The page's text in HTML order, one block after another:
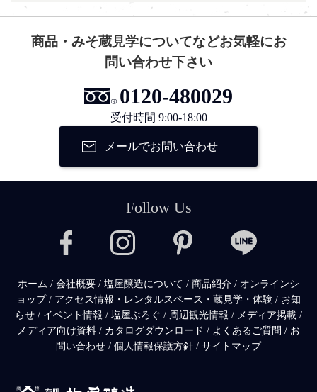
商品・みそ蔵見学についてなどお気軽にお
問い合わせ下さい
0120-480029
受付時間 9:00-18:00
メールでお問い合わせ
Follow Us
ホーム / 会社概要 / 塩屋醸造について / 商品紹介 / オンラインシ
ョップ/ アクセス情報・レンタルスペース・蔵見学・体験 / お知
らせ / イベント情報 / 塩屋ぶろぐ / 周辺観光情報 / メディア掲載 /
メディア向け資料 / カタログダウンロード / よくあるご質問 / お
問い合わせ / 個人情報保護方針 / サイトマップ